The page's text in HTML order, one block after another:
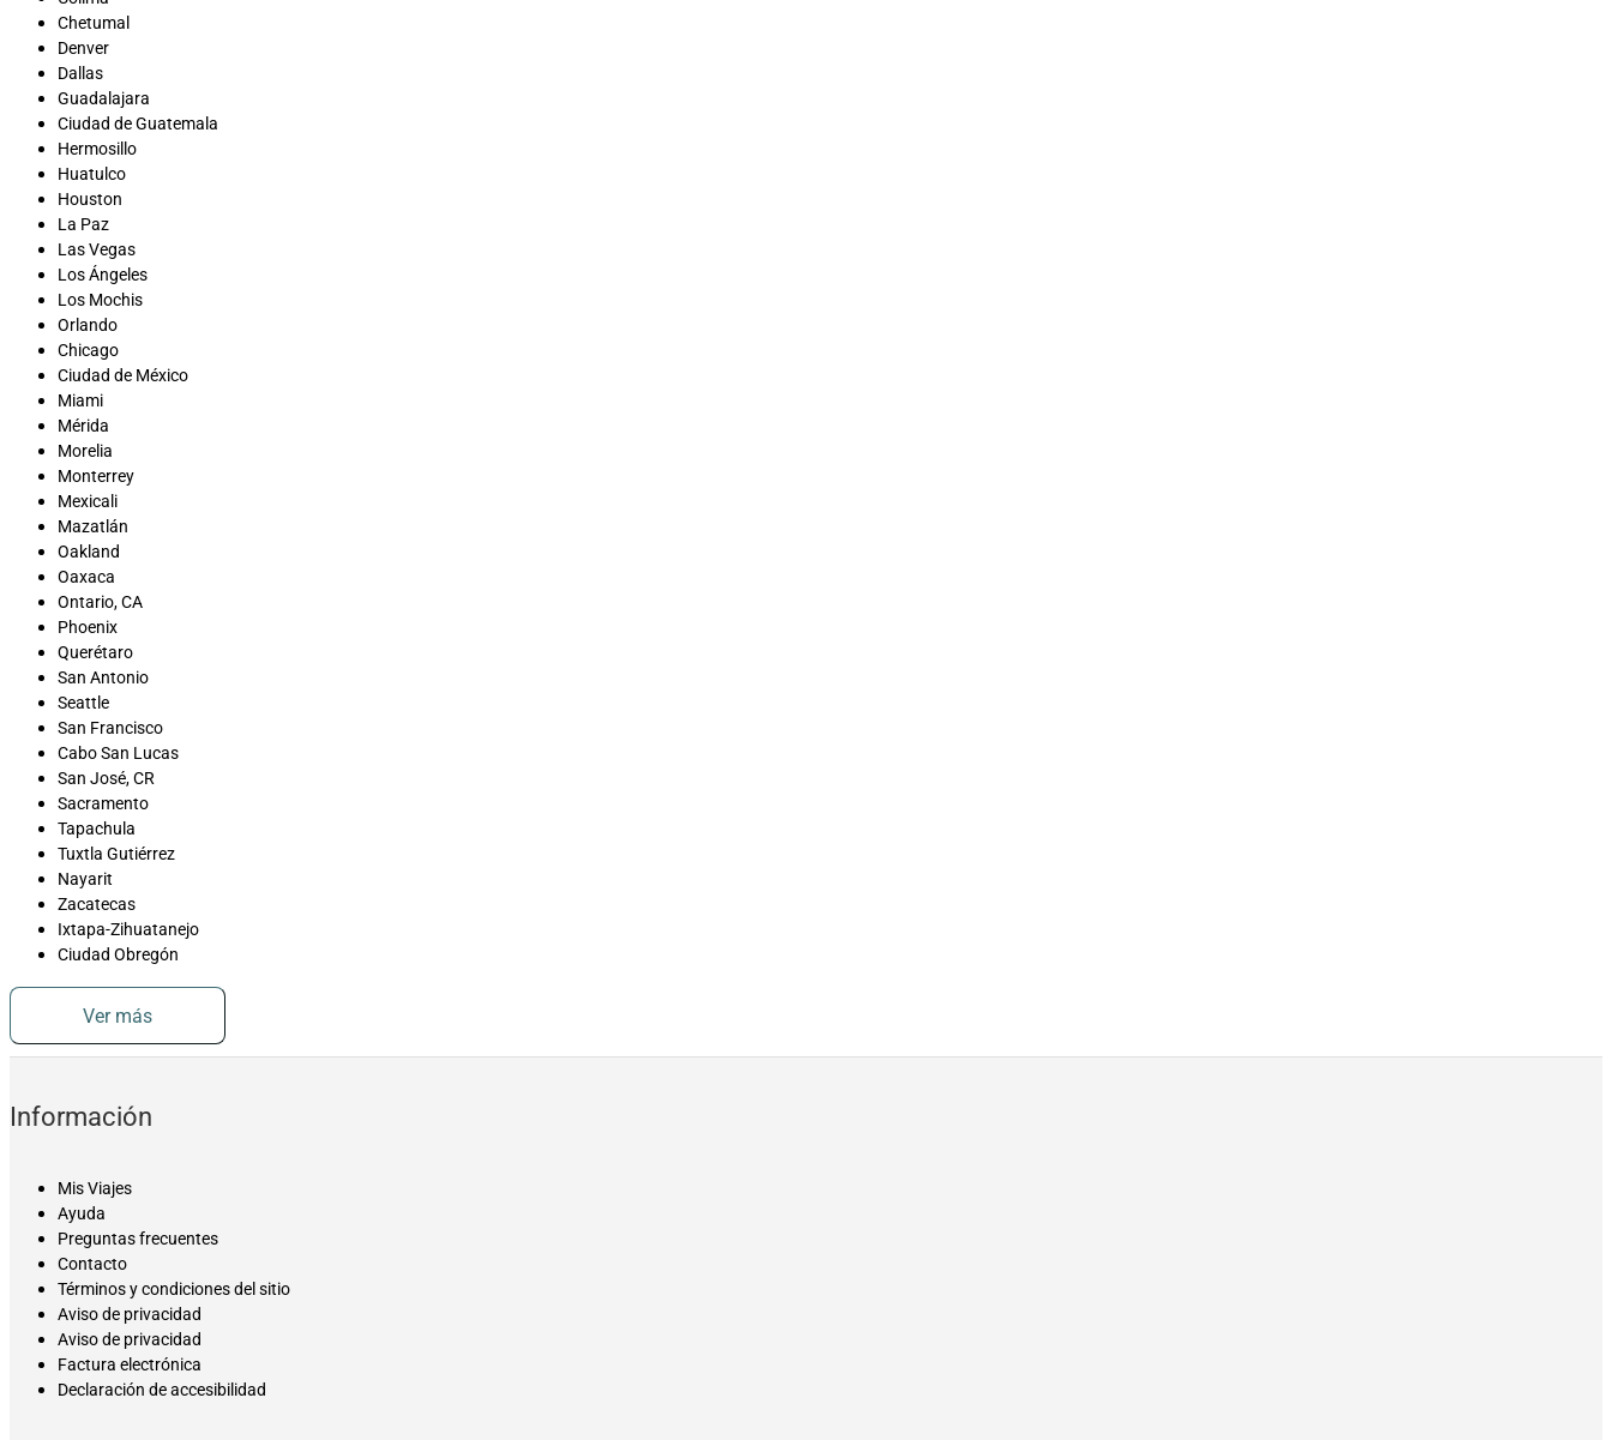
Chetumal
Denver
Dallas
Guadalajara
Ciudad de Guatemala
Hermosillo
Huatulco
Houston
La Paz
Las Vegas
Los Ángeles
Los Mochis
Orlando
Chicago
Ciudad de México
Miami
Mérida
Morelia
Monterrey
Mexicali
Mazatlán
Oakland
Oaxaca
Ontario, CA
Phoenix
Querétaro
San Antonio
Seattle
San Francisco
Cabo San Lucas
San José, CR
Sacramento
Tapachula
Tuxtla Gutiérrez
Nayarit
Zacatecas
Ixtapa-Zihuatanejo
Ciudad Obregón
Ver más
Información
Mis Viajes
Ayuda
Preguntas frecuentes
Contacto
Términos y condiciones del sitio
Aviso de privacidad
Aviso de privacidad
Factura electrónica
Declaración de accesibilidad